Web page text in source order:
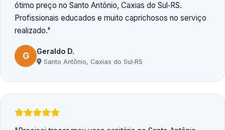
ótimo preço no Santo Antônio, Caxias do Sul‑RS.
Profissionais educados e muito caprichosos no serviço
realizado.
G Geraldo D.
Santo Antônio, Caxias do Sul‑RS